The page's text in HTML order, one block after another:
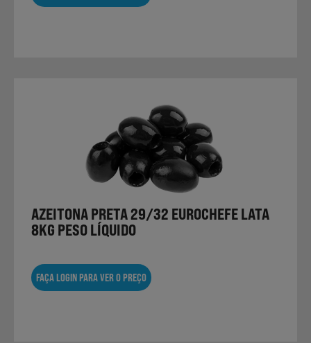
AZEITONA PRETA 29/32 EUROCHEFE LATA
8KG PESO LÍQUIDO
FAÇA LOGIN PARA VER O PREÇO